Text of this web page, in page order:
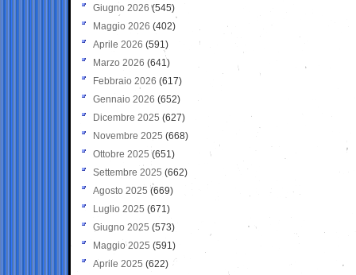
Giugno 2026 (545)
Maggio 2026 (402)
Aprile 2026 (591)
Marzo 2026 (641)
Febbraio 2026 (617)
Gennaio 2026 (652)
Dicembre 2025 (627)
Novembre 2025 (668)
Ottobre 2025 (651)
Settembre 2025 (662)
Agosto 2025 (669)
Luglio 2025 (671)
Giugno 2025 (573)
Maggio 2025 (591)
Aprile 2025 (622)